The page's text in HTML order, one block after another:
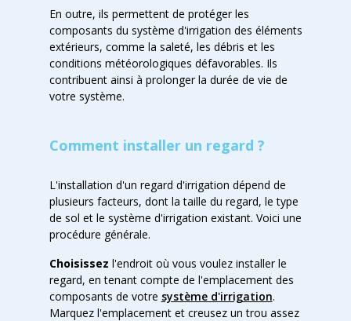
En outre, ils permettent de protéger les
composants du système d'irrigation des éléments
extérieurs, comme la saleté, les débris et les
conditions météorologiques défavorables. Ils
contribuent ainsi à prolonger la durée de vie de
votre système.
Comment installer un regard ?
L'installation d'un regard d'irrigation dépend de
plusieurs facteurs, dont la taille du regard, le type
de sol et le système d'irrigation existant. Voici une
procédure générale.
Choisissez l'endroit où vous voulez installer le
regard, en tenant compte de l'emplacement des
composants de votre système d'irrigation.
Marquez l'emplacement et creusez un trou assez